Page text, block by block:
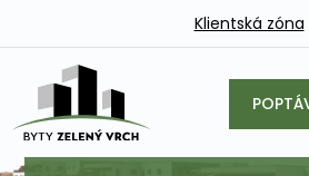
Klientská zóna